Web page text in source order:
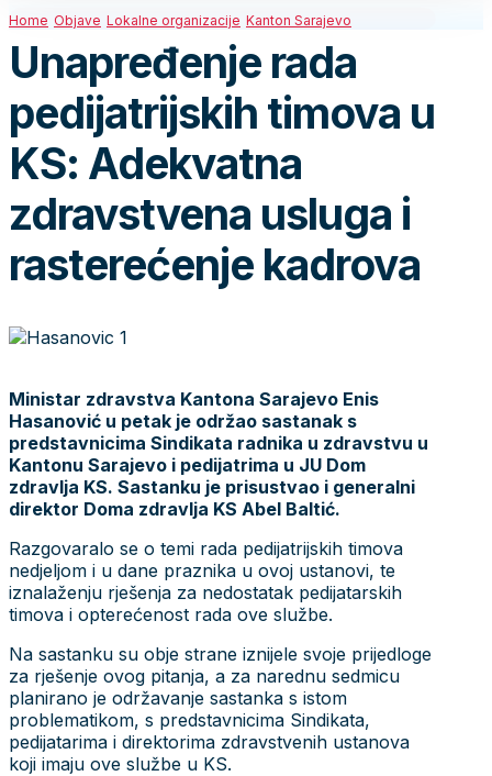
Home Objave Lokalne organizacije Kanton Sarajevo
Unapređenje rada
pedijatrijskih timova u
KS: Adekvatna
zdravstvena usluga i
rasterećenje kadrova
Ministar zdravstva Kantona Sarajevo Enis
Hasanović u petak je održao sastanak s
predstavnicima Sindikata radnika u zdravstvu u
Kantonu Sarajevo i pedijatrima u JU Dom
zdravlja KS. Sastanku je prisustvao i generalni
direktor Doma zdravlja KS Abel Baltić.
Razgovaralo se o temi rada pedijatrijskih timova
nedjeljom i u dane praznika u ovoj ustanovi, te
iznalaženju rješenja za nedostatak pedijatarskih
timova i opterećenost rada ove službe.
Na sastanku su obje strane iznijele svoje prijedloge
za rješenje ovog pitanja, a za narednu sedmicu
planirano je održavanje sastanka s istom
problematikom, s predstavnicima Sindikata,
pedijatarima i direktorima zdravstvenih ustanova
koji imaju ove službe u KS.